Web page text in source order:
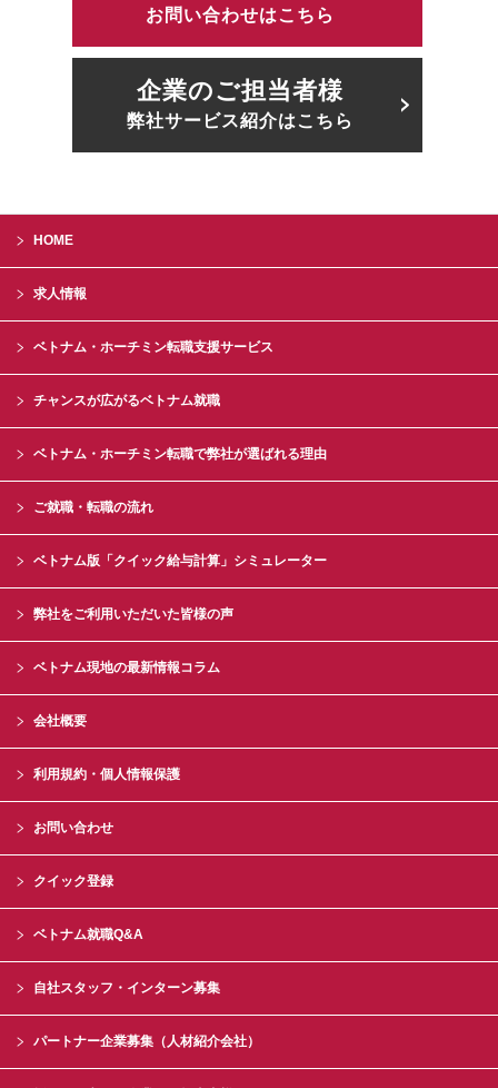
お問い合わせはこちら
企業のご担当者様
弊社サービス紹介はこちら
HOME
求人情報
ベトナム・ホーチミン転職支援サービス
チャンスが広がるベトナム就職
ベトナム・ホーチミン転職で弊社が選ばれる理由
ご就職・転職の流れ
ベトナム版「クイック給与計算」シミュレーター
弊社をご利用いただいた皆様の声
ベトナム現地の最新情報コラム
会社概要
利用規約・個人情報保護
お問い合わせ
クイック登録
ベトナム就職Q&A
自社スタッフ・インターン募集
パートナー企業募集（人材紹介会社）